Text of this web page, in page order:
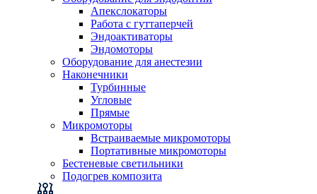
Апекслокаторы
Работа с гуттаперчей
Эндоактиваторы
Эндомоторы
Оборудование для анестезии
Наконечники
Турбинные
Угловые
Прямые
Микромоторы
Встраиваемые микромоторы
Портативные микромоторы
Бестеневые светильники
Подогрев композита